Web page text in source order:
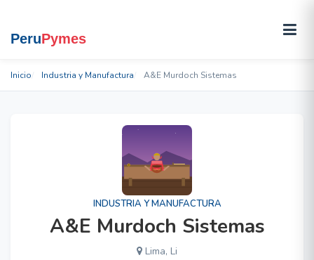
Inicio Industria y Manufactura A&E Murdoch Sistemas
INDUSTRIA Y MANUFACTURA
A&E Murdoch Sistemas
Lima, Li